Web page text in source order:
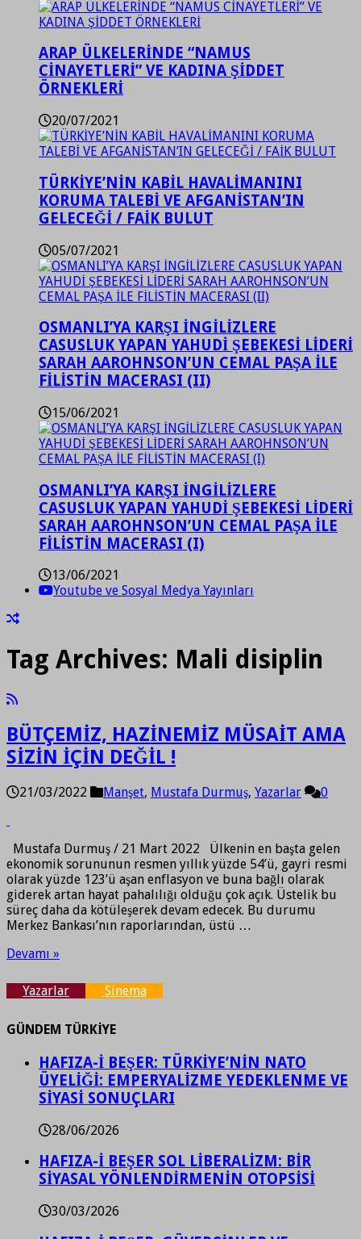
ARAP ÜLKELERİNDE “NAMUS
CİNAYETLERİ” VE KADINA ŞİDDET
ÖRNEKLERİ
20/07/2021
TÜRKİYE’NİN KABİL HAVALİMANINI
KORUMA TALEBİ VE AFGANİSTAN’IN
GELECEĞİ / FAİK BULUT
05/07/2021
OSMANLI’YA KARŞI İNGİLİZLERE
CASUSLUK YAPAN YAHUDİ ŞEBEKESİ LİDERİ
SARAH AAROHNSON’UN CEMAL PAŞA İLE
FİLİSTİN MACERASI (II)
15/06/2021
OSMANLI’YA KARŞI İNGİLİZLERE
CASUSLUK YAPAN YAHUDİ ŞEBEKESİ LİDERİ
SARAH AAROHNSON’UN CEMAL PAŞA İLE
FİLİSTİN MACERASI (I)
13/06/2021
Youtube ve Sosyal Medya Yayınları
Tag Archives: Mali disiplin
BÜTÇEMİZ, HAZİNEMİZ MÜSAİT AMA
SİZİN İÇİN DEĞİL !
21/03/2022 Manşet, Mustafa Durmuş, Yazarlar 0
Mustafa Durmuş / 21 Mart 2022 Ülkenin en başta gelen
ekonomik sorununun resmen yıllık yüzde 54’ü, gayri resmi
olarak yüzde 123’ü aşan enflasyon ve buna bağlı olarak
giderek artan hayat pahalılığı olduğu çok açık. Üstelik bu
süreç daha da kötüleşerek devam edecek. Bu durumu
Merkez Bankası’nın raporlarından, üstü …
Devamı »
Yazarlar Sinema
GÜNDEM TÜRKİYE
HAFIZA-İ BEŞER: TÜRKİYE’NİN NATO
ÜYELİĞİ: EMPERYALİZME YEDEKLENME VE
SİYASİ SONUÇLARI
28/06/2026
HAFIZA-İ BEŞER SOL LİBERALİZM: BİR
SİYASAL YÖNLENDİRMENİN OTOPSİSİ
30/03/2026